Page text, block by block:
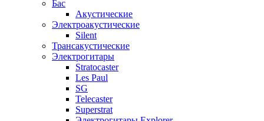
Бас
Акустические
Электроакустические
Silent
Трансакустические
Электрогитары
Stratocaster
Les Paul
SG
Telecaster
Superstrat